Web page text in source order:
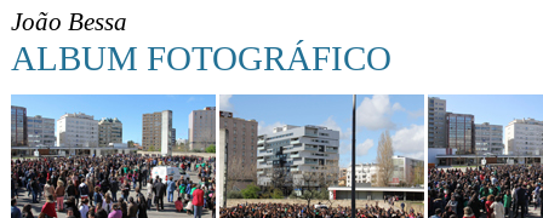
João Bessa
ALBUM FOTOGRÁFICO